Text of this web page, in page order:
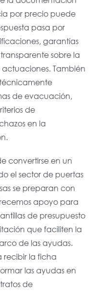
por precio puede
pasa por
garantías
sobre la
También
de evacuación,
de
en la
convertirse en un
el sector de puertas
se preparan con
apoyo para
de presupuesto
que faciliten la
de las ayudas.
recibir la ficha
las ayudas en
de